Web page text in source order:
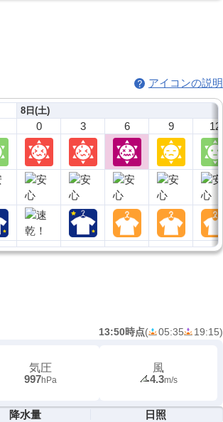
アイコンの説明
8日(土)
0 3 6 9 12
13:50時点( 05:35 19:15)
気圧
997hPa
風
4.3m/s
降水量 日照